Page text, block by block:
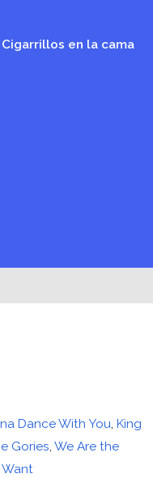
Cigarrillos en la cama
Dance With You,King
Gories,We Are the
Want